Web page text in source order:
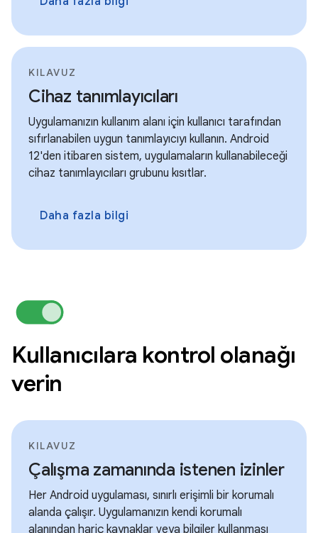
KILAVUZ
Cihaz tanımlayıcıları
Uygulamanızın kullanım alanı için kullanıcı tarafından
sıfırlanabilen uygun tanımlayıcıyı kullanın. Android
12'den itibaren sistem, uygulamaların kullanabileceği
cihaz tanımlayıcıları grubunu kısıtlar.
Daha fazla bilgi
Kullanıcılara kontrol olanağı
verin
KILAVUZ
Çalışma zamanında istenen izinler
Her Android uygulaması, sınırlı erişimli bir korumalı
alanda çalışır. Uygulamanızın kendi korumalı
alanından hariç kaynaklar veya bilgiler kullanması